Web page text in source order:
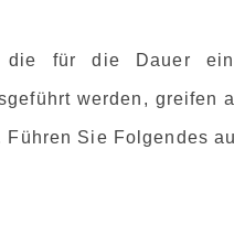
die für die Dauer
werden, greifen
Sie Folgendes